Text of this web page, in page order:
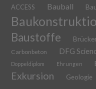
ACCESS Bauball
Baustoffe
Carbonbeton DFG
Doppeldiplom Ehrungen
Exkursion Geologie